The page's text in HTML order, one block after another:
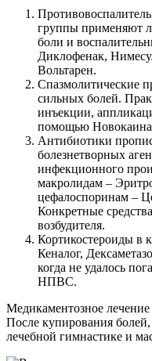
группы применяют
боли и
Диклофенак,
Вольтарен.
Спазмолитические
сильных болей.
инъекции,
помощью
Антибиотики
болезнетворных
инфекционного
макролидам –
цефалоспоринам –
Конкретные
возбудителя.
Кортикостероиды в
Кеналог,
когда не удалось
НПВС.
Медикаментозное
После купирования
лечебной гимнастике и